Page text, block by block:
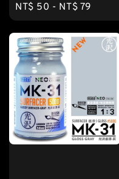
Regular
price
NT$ 50 - NT$ 79